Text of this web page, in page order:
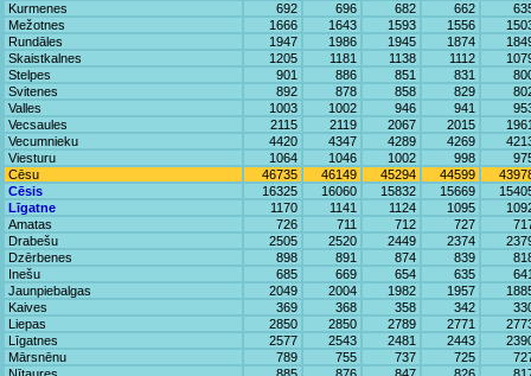
Kurmenes
692 696 682 662
Mežotnes
1666 1643 1593 1556
Rundāles
1947 1986 1945 1874
Skaistkalnes
1205 1181 1138 1112
Stelpes
901 886 851 831
Svitenes
892 878 858 829
Valles
1003 1002 946 941
Vecsaules
2115 2119 2067 2015
Vecumnieku
4420 4347 4289 4269
Viesturu
1064 1046 1002 998
Cēsu
46735 46149 45294 44599
Cēsis
16325 16060 15832 15669
Līgatne
1170 1141 1124 1095
Amatas
726 711 712 727
Drabešu
2505 2520 2449 2374
Dzērbenes
898 891 874 839
Inešu
685 669 654 635
Jaunpiebalgas
2049 2004 1982 1957
Kaives
369 368 358 342
Liepas
2850 2850 2789 2771
Līgatnes
2577 2543 2481 2443
Mārsnēnu
789 755 737 725